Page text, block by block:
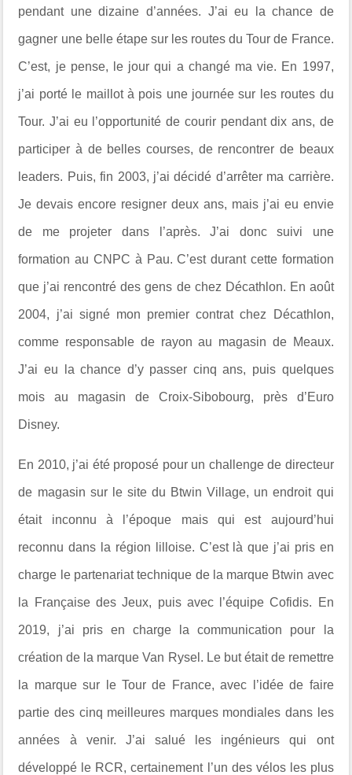
pendant une dizaine d’années. J’ai eu la chance de
gagner une belle étape sur les routes du Tour de France.
C’est, je pense, le jour qui a changé ma vie. En 1997,
j’ai porté le maillot à pois une journée sur les routes du
Tour. J’ai eu l’opportunité de courir pendant dix ans, de
participer à de belles courses, de rencontrer de beaux
leaders. Puis, fin 2003, j’ai décidé d’arrêter ma carrière.
Je devais encore resigner deux ans, mais j’ai eu envie
de me projeter dans l’après. J’ai donc suivi une
formation au CNPC à Pau. C’est durant cette formation
que j’ai rencontré des gens de chez Décathlon. En août
2004, j’ai signé mon premier contrat chez Décathlon,
comme responsable de rayon au magasin de Meaux.
J’ai eu la chance d’y passer cinq ans, puis quelques
mois au magasin de Croix-Sibobourg, près d’Euro
Disney.
En 2010, j’ai été proposé pour un challenge de directeur
de magasin sur le site du Btwin Village, un endroit qui
était inconnu à l’époque mais qui est aujourd’hui
reconnu dans la région lilloise. C’est là que j’ai pris en
charge le partenariat technique de la marque Btwin avec
la Française des Jeux, puis avec l’équipe Cofidis. En
2019, j’ai pris en charge la communication pour la
création de la marque Van Rysel. Le but était de remettre
la marque sur le Tour de France, avec l’idée de faire
partie des cinq meilleures marques mondiales dans les
années à venir. J’ai salué les ingénieurs qui ont
développé le RCR, certainement l’un des vélos les plus